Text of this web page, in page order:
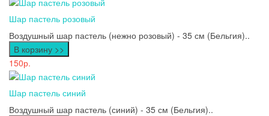
Шар пастель розовый
Воздушный шар пастель (нежно розовый) - 35 см (Бельгия)..
В корзину >>
150р.
Шар пастель синий
Воздушный шар пастель (синий) - 35 см (Бельгия)..